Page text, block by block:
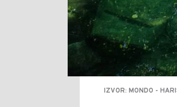
IZVOR: MONDO -